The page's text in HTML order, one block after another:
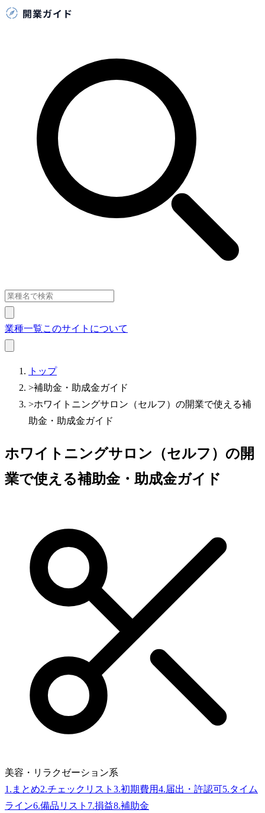
業種一覧このサイトについて
トップ
>補助金・助成金ガイド
>ホワイトニングサロン（セルフ）の開業で使える補
助金・助成金ガイド
ホワイトニングサロン（セルフ）の開
業で使える補助金・助成金ガイド
美容・リラクゼーション系
1 . まとめ2.チェックリスト 3.初期費用4.届出・許認可5.タイム
ライン6.備品リスト 7.損益8.補助金